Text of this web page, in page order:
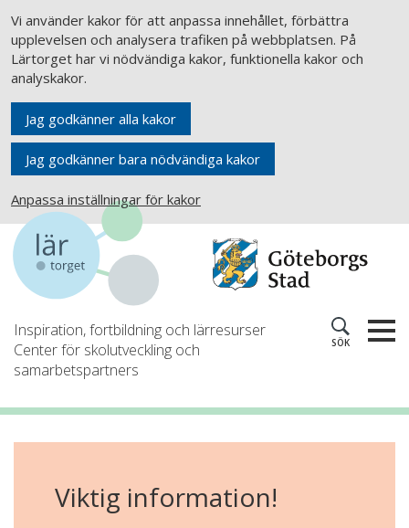
Vi använder kakor för att anpassa innehållet, förbättra
upplevelsen och analysera trafiken på webbplatsen. På
Lärtorget har vi nödvändiga kakor, funktionella kakor och
analyskakor.
Jag godkänner alla kakor
Jag godkänner bara nödvändiga kakor
Anpassa inställningar för kakor
Inspiration, fortbildning och lärresurser
Center för skolutveckling och
samarbetspartners
SÖK
Viktig information!